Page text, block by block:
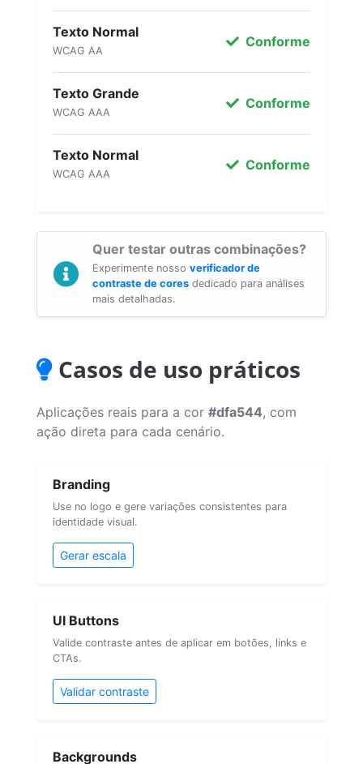
Texto Normal
WCAG AA
Conforme
Texto Grande
WCAG AAA
Conforme
Texto Normal
WCAG AAA
Conforme
Quer testar outras combinações?
Experimente nosso verificador de
contraste de cores dedicado para análises
mais detalhadas.
Casos de uso práticos
Aplicações reais para a cor #dfa544, com
ação direta para cada cenário.
Branding
Use no logo e gere variações consistentes para
identidade visual.
Gerar escala
UI Buttons
Valide contraste antes de aplicar em botões, links e
CTAs.
Validar contraste
Backgrounds